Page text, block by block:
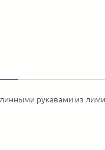
рукавами из